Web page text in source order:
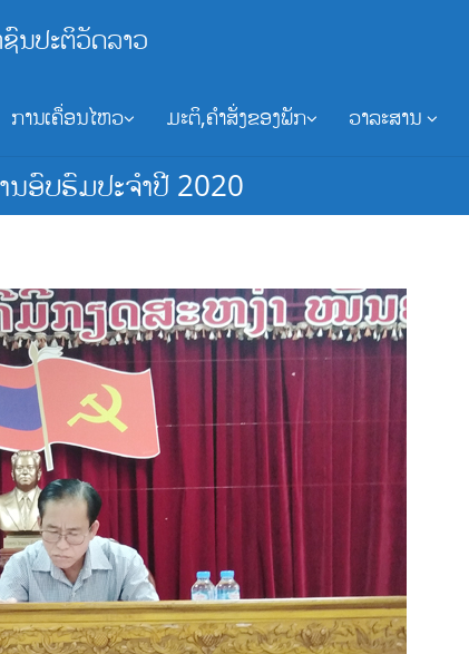
ນປະຕິວັດລາວ
ການເຄື່ອນໄຫວ ມະຕິ,ຄຳສັ່ງຂອງພັກ ວາລະສານ
ອົບຮົມປະຈໍາປີ 2020